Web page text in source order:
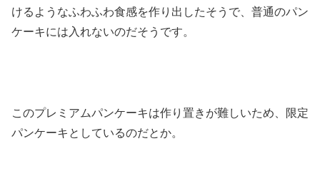
けるようなふわふわ食感を作り出したそうで、普通のパン
ケーキには入れないのだそうです。
このプレミアムパンケーキは作り置きが難しいため、限定
パンケーキとしているのだとか。